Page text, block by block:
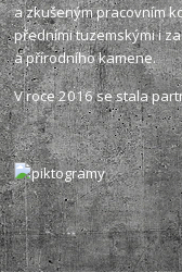
a zkušeným pracovním
předními tuzemskými i
a přírodního kamene.
V roce 2016 se stala